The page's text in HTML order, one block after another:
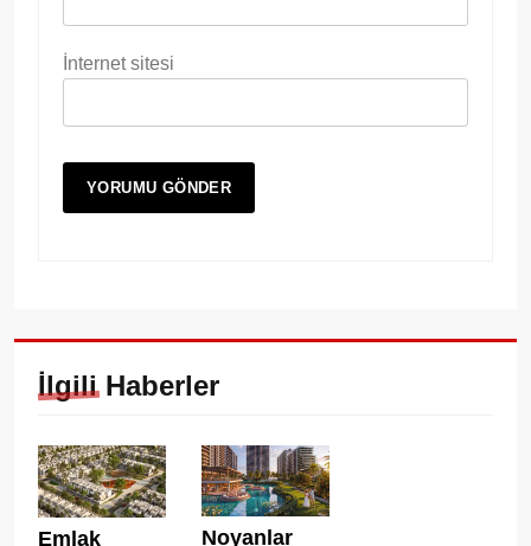
İnternet sitesi
İlgili Haberler
Emlak
Noyanlar